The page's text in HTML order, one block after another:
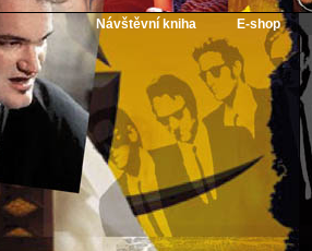
Návštěvní kniha E-shop